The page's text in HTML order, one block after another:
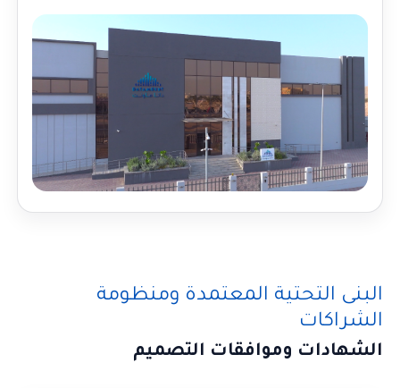
البنى التحتية المعتمدة ومنظومة
الشراكات
الشهادات وموافقات التصميم